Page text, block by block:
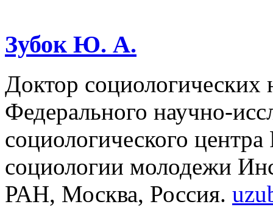
Зубок Ю. А.
Доктор социологических
Федерального научно-
социологического
социологии молодежи
РАН, Москва, Россия.